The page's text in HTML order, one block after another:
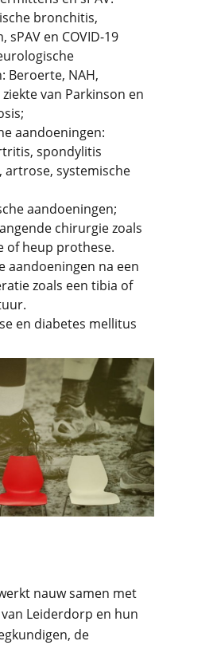
bronchitis,
sPAV en COVID-19
Beroerte, NAH,
van Parkinson en
aandoeningen:
spondylitis
artrose, systemische
aandoeningen;
chirurgie zoals
of heup prothese.
aandoeningen na een
zoals een tibia of
en diabetes mellitus
nauw samen met
Leiderdorp en hun
de